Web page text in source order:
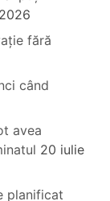
fără
când
avea
20 iulie
planificat